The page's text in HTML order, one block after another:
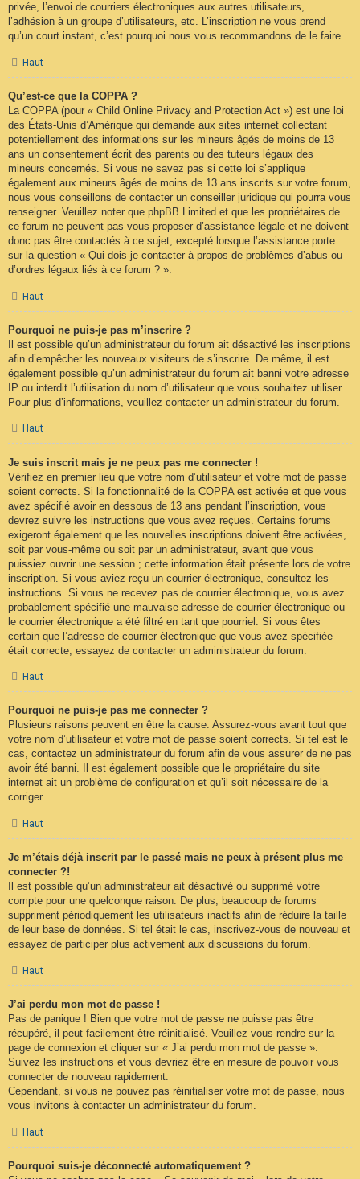
privée, l’envoi de courriers électroniques aux autres utilisateurs,
l’adhésion à un groupe d’utilisateurs, etc. L’inscription ne vous prend
qu’un court instant, c’est pourquoi nous vous recommandons de le faire.
Haut
Qu’est-ce que la COPPA ?
La COPPA (pour « Child Online Privacy and Protection Act ») est une loi
des États-Unis d’Amérique qui demande aux sites internet collectant
potentiellement des informations sur les mineurs âgés de moins de 13
ans un consentement écrit des parents ou des tuteurs légaux des
mineurs concernés. Si vous ne savez pas si cette loi s’applique
également aux mineurs âgés de moins de 13 ans inscrits sur votre forum,
nous vous conseillons de contacter un conseiller juridique qui pourra vous
renseigner. Veuillez noter que phpBB Limited et que les propriétaires de
ce forum ne peuvent pas vous proposer d’assistance légale et ne doivent
donc pas être contactés à ce sujet, excepté lorsque l’assistance porte
sur la question « Qui dois-je contacter à propos de problèmes d’abus ou
d’ordres légaux liés à ce forum ? ».
Haut
Pourquoi ne puis-je pas m’inscrire ?
Il est possible qu’un administrateur du forum ait désactivé les inscriptions
afin d’empêcher les nouveaux visiteurs de s’inscrire. De même, il est
également possible qu’un administrateur du forum ait banni votre adresse
IP ou interdit l’utilisation du nom d’utilisateur que vous souhaitez utiliser.
Pour plus d’informations, veuillez contacter un administrateur du forum.
Haut
Je suis inscrit mais je ne peux pas me connecter !
Vérifiez en premier lieu que votre nom d’utilisateur et votre mot de passe
soient corrects. Si la fonctionnalité de la COPPA est activée et que vous
avez spécifié avoir en dessous de 13 ans pendant l’inscription, vous
devrez suivre les instructions que vous avez reçues. Certains forums
exigeront également que les nouvelles inscriptions doivent être activées,
soit par vous-même ou soit par un administrateur, avant que vous
puissiez ouvrir une session ; cette information était présente lors de votre
inscription. Si vous aviez reçu un courrier électronique, consultez les
instructions. Si vous ne recevez pas de courrier électronique, vous avez
probablement spécifié une mauvaise adresse de courrier électronique ou
le courrier électronique a été filtré en tant que pourriel. Si vous êtes
certain que l’adresse de courrier électronique que vous avez spécifiée
était correcte, essayez de contacter un administrateur du forum.
Haut
Pourquoi ne puis-je pas me connecter ?
Plusieurs raisons peuvent en être la cause. Assurez-vous avant tout que
votre nom d’utilisateur et votre mot de passe soient corrects. Si tel est le
cas, contactez un administrateur du forum afin de vous assurer de ne pas
avoir été banni. Il est également possible que le propriétaire du site
internet ait un problème de configuration et qu’il soit nécessaire de la
corriger.
Haut
Je m’étais déjà inscrit par le passé mais ne peux à présent plus me
connecter ?!
Il est possible qu’un administrateur ait désactivé ou supprimé votre
compte pour une quelconque raison. De plus, beaucoup de forums
suppriment périodiquement les utilisateurs inactifs afin de réduire la taille
de leur base de données. Si tel était le cas, inscrivez-vous de nouveau et
essayez de participer plus activement aux discussions du forum.
Haut
J’ai perdu mon mot de passe !
Pas de panique ! Bien que votre mot de passe ne puisse pas être
récupéré, il peut facilement être réinitialisé. Veuillez vous rendre sur la
page de connexion et cliquer sur « J’ai perdu mon mot de passe ».
Suivez les instructions et vous devriez être en mesure de pouvoir vous
connecter de nouveau rapidement.
Cependant, si vous ne pouvez pas réinitialiser votre mot de passe, nous
vous invitons à contacter un administrateur du forum.
Haut
Pourquoi suis-je déconnecté automatiquement ?